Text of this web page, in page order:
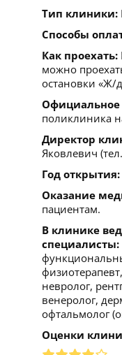
Тип клиники:
Способы
Как проехать:
можно
остановки «Ж/
Официальное
поликлиника
Директор
Яковлевич
Год открытия:
Оказание
пациентам.
В клинике
специалисты:
невролог,
венеролог,
офтальмолог
Оценки